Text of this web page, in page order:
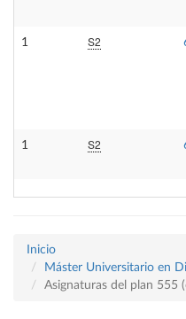
1 S2
1 S2
Inicio
Máster Universitario en
Asignaturas del plan 555